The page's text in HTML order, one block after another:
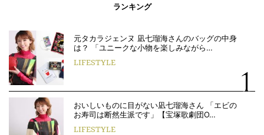
ランキング
元タカラジェンヌ 凪七瑠海さんのバッグの中身
は？ 「ユニークな小物を楽しみながら…
LIFESTYLE
おいしいものに目がない凪七瑠海さん 「エビの
お寿司は断然生派です」【宝塚歌劇団O…
LIFESTYLE